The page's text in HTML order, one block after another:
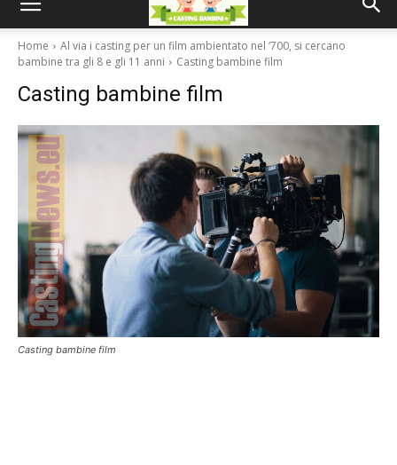
Home
Al via i casting per un film ambientato nel ‘700, si cercano
bambine tra gli 8 e gli 11 anni
Casting bambine film
Casting bambine film
Casting bambine film